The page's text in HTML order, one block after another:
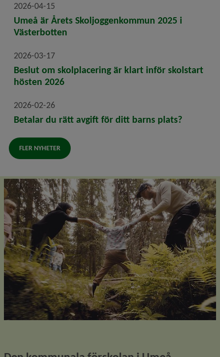
2026-04-15
Umeå är Årets Skoljoggenkommun 2025 i
Västerbotten
2026-03-17
Beslut om skolplacering är klart inför skolstart
hösten 2026
2026-02-26
Betalar du rätt avgift för ditt barns plats?
FLER NYHETER